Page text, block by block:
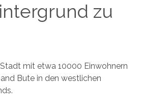
zu
mit etwa 10000 Einwohnern
Bute in den westlichen